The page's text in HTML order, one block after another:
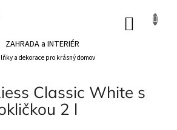
ZAHRADA a INTERIÉR
a dekorace pro krásný domov
Classic White s
2 l